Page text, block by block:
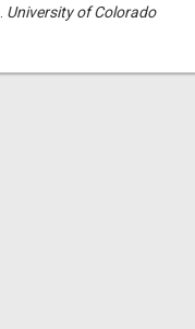
University of Colorado